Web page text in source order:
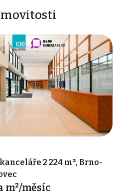
2 224 m², Brno-
m²/měsíc